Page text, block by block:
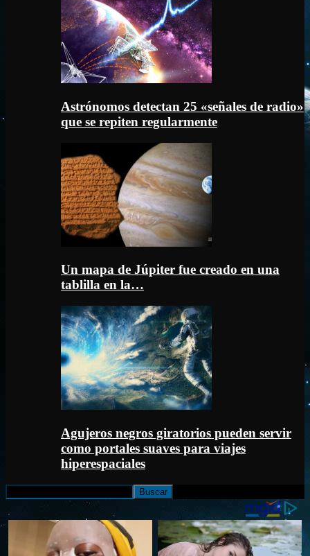
Astrónomos detectan 25 «señales de radio»
que se repiten regularmente
Un mapa de Júpiter fue creado en una
tablilla en la…
Agujeros negros giratorios pueden servir
como portales suaves para viajes
hiperespaciales